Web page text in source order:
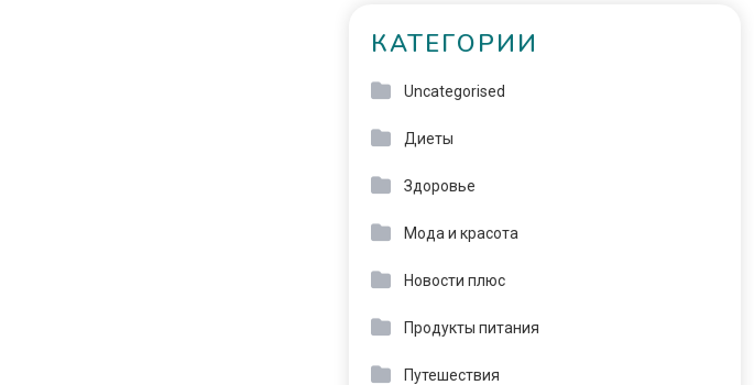
КАТЕГОРИИ
Uncategorised
Диеты
Здоровье
Мода и красота
Новости плюс
Продукты питания
Путешествия